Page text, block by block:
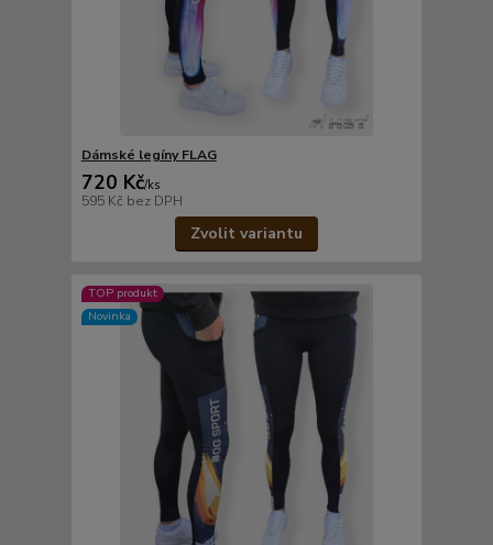
Dámské legíny FLAG
720 Kč/ks
595 Kč bez DPH
Zvolit variantu
TOP produkt
Novinka